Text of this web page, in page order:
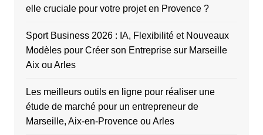
elle cruciale pour votre projet en Provence ?
Sport Business 2026 : IA, Flexibilité et Nouveaux
Modèles pour Créer son Entreprise sur Marseille
Aix ou Arles
Les meilleurs outils en ligne pour réaliser une
étude de marché pour un entrepreneur de
Marseille, Aix-en-Provence ou Arles